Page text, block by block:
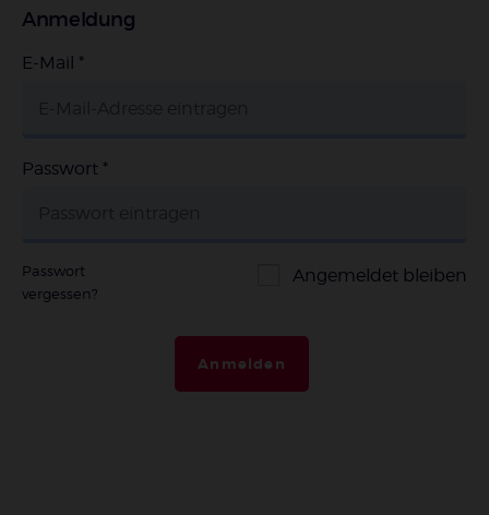
Anmeldung
E-Mail *
Passwort *
Passwort
vergessen?
Angemeldet bleiben
Anmelden